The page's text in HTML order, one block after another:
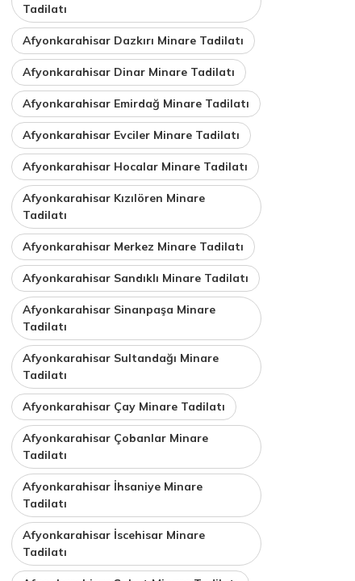
Tadilatı
Afyonkarahisar Dazkırı Minare Tadilatı
Afyonkarahisar Dinar Minare Tadilatı
Afyonkarahisar Emirdağ Minare Tadilatı
Afyonkarahisar Evciler Minare Tadilatı
Afyonkarahisar Hocalar Minare Tadilatı
Afyonkarahisar Kızılören Minare
Tadilatı
Afyonkarahisar Merkez Minare Tadilatı
Afyonkarahisar Sandıklı Minare Tadilatı
Afyonkarahisar Sinanpaşa Minare
Tadilatı
Afyonkarahisar Sultandağı Minare
Tadilatı
Afyonkarahisar Çay Minare Tadilatı
Afyonkarahisar Çobanlar Minare
Tadilatı
Afyonkarahisar İhsaniye Minare
Tadilatı
Afyonkarahisar İscehisar Minare
Tadilatı